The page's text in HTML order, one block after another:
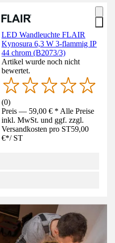
LED Wandleuchte FLAIR
Kynosura 6,3 W 3-flammig IP
44 chrom (B2073/3)
Artikel wurde noch nicht
bewertet.
(0)
Preis — 59,00 € * Alle Preise
inkl. MwSt. und ggf. zzgl.
Versandkosten pro ST59,00
€*/ ST